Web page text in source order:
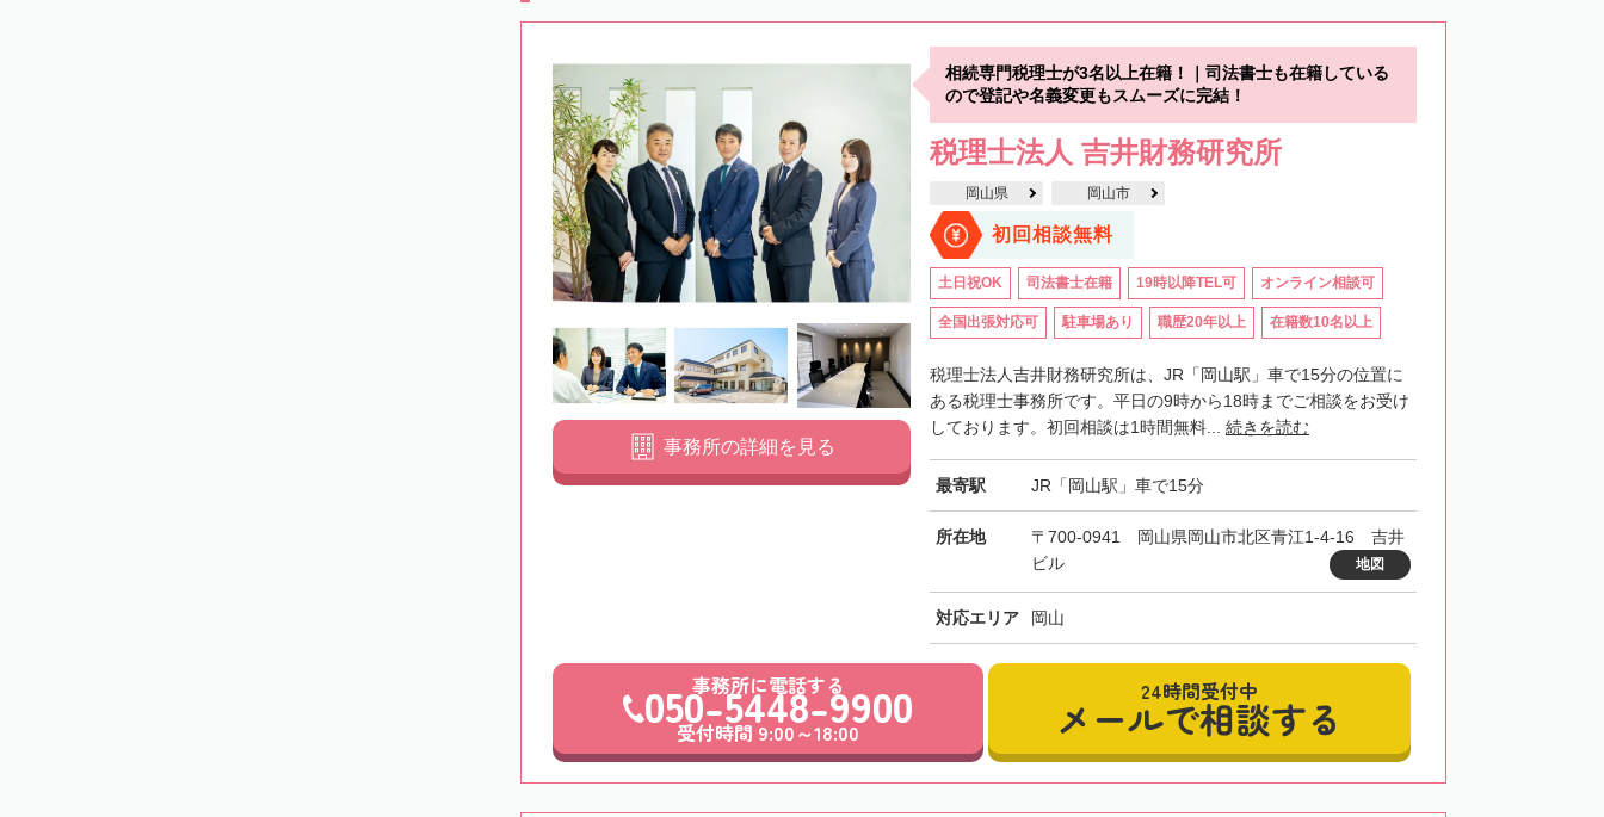
相続専門税理士が3名以上在籍！｜司法書士も在籍している
ので登記や名義変更もスムーズに完結！
税理士法人 吉井財務研究所
岡山県 岡山市
初回相談無料
土日祝OK 司法書士在籍 19時以降TEL可 オンライン相談可
全国出張対応可 駐車場あり 職歴20年以上 在籍数10名以上
税理士法人吉井財務研究所は、JR「岡山駅」車で15分の位置に
ある税理士事務所です。平日の9時から18時までご相談をお受け
しております。初回相談は1時間無料... 続きを読む
最寄駅 JR「岡山駅」車で15分
所在地
〒700-0941 岡山県岡山市北区青江1-4-16 吉井
ビル
地図
対応エリア 岡山
事務所の詳細を見る
事務所に電話する
050-5448-9900
受付時間 9:00～18:00
24時間受付中
メールで相談する